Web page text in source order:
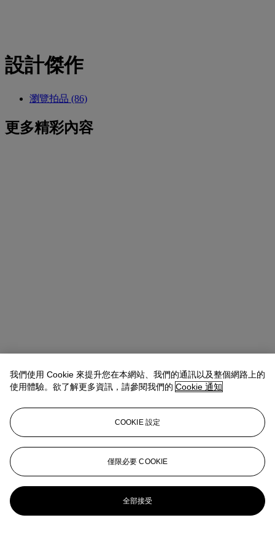
設計傑作
瀏覽拍品 (86)
更多精彩內容
我們使用 Cookie 來提升您在本網站、我們的通訊以及整個網路上的
使用體驗。欲了解更多資訊，請參閱我們的 Cookie 通知
COOKIE 設定
僅限必要 COOKIE
全部接受